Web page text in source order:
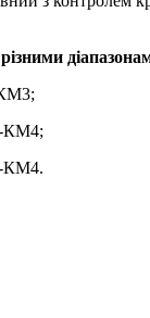
КМ4;
КМ4.